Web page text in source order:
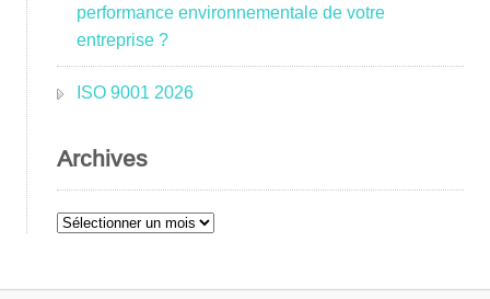
performance environnementale de votre
entreprise ?
ISO 9001 2026
Archives
Archives